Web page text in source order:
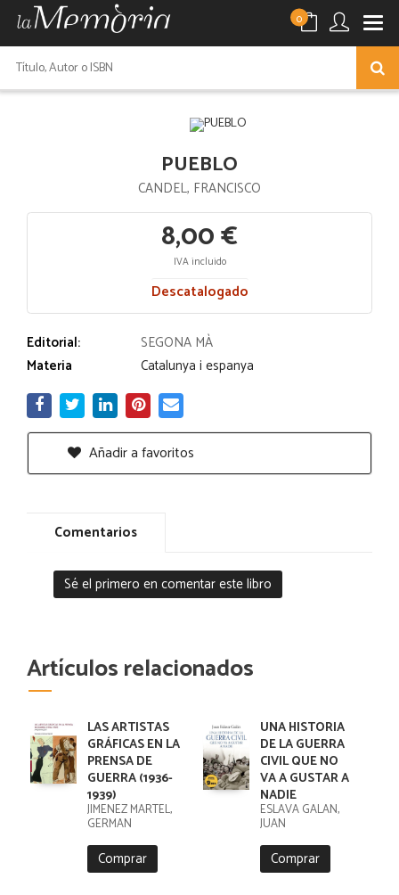
0
PUEBLO
CANDEL, FRANCISCO
8,00 €
IVA incluido
Descatalogado
Editorial:
SEGONA MÀ
Materia
Catalunya i espanya
Añadir a favoritos
Comentarios
Sé el primero en comentar este libro
Artículos relacionados
LAS ARTISTAS
GRÁFICAS EN LA
PRENSA DE
GUERRA (1936-
1939)
JIMENEZ MARTEL,
GERMAN
Comprar
UNA HISTORIA
DE LA GUERRA
CIVIL QUE NO
VA A GUSTAR A
NADIE
ESLAVA GALAN,
JUAN
Comprar